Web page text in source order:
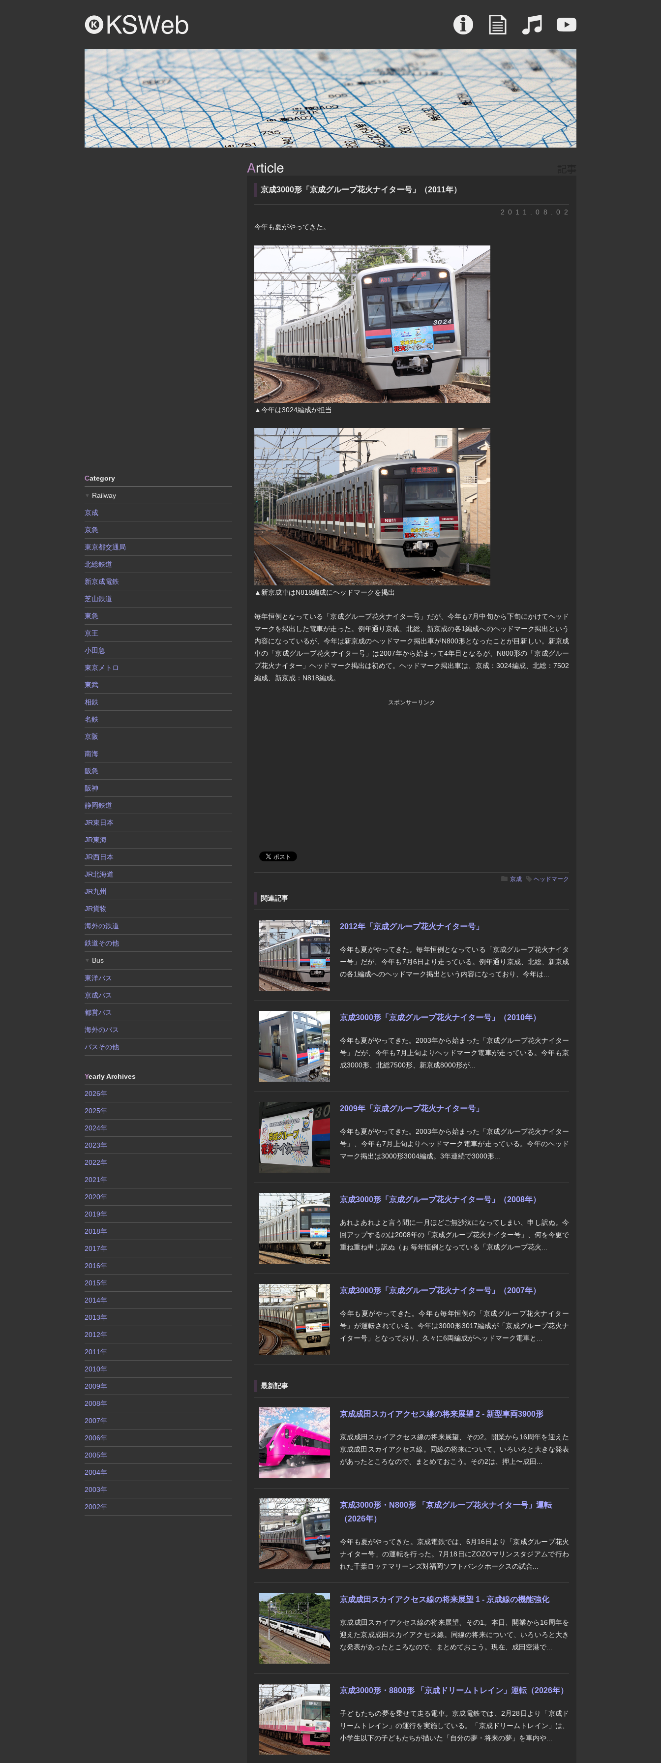
京成3000形「京成グループ花火ナイター号」（2011年）
2011.08.02
今年も夏がやってきた。
▲今年は3024編成が担当
▲新京成車はN818編成にヘッドマークを掲出
毎年恒例となっている「京成グループ花火ナイター号」だが、今年も7月中旬から下旬にかけてヘッド
マークを掲出した電車が走った。例年通り京成、北総、新京成の各1編成へのヘッドマーク掲出という
内容になっているが、今年は新京成のヘッドマーク掲出車がN800形となったことが目新しい。新京成
車の「京成グループ花火ナイター号」は2007年から始まって4年目となるが、N800形の「京成グルー
プ花火ナイター」ヘッドマーク掲出は初めて。ヘッドマーク掲出車は、京成：3024編成、北総：7502
編成、新京成：N818編成。
スポンサーリンク
京成 ヘッドマーク
関連記事
2012年「京成グループ花火ナイター号」
今年も夏がやってきた。毎年恒例となっている「京成グループ花火ナイタ
ー号」だが、今年も7月6日より走っている。例年通り京成、北総、新京成
の各1編成へのヘッドマーク掲出という内容になっており、今年は...
京成3000形「京成グループ花火ナイター号」（2010年）
今年も夏がやってきた。2003年から始まった「京成グループ花火ナイター
号」だが、今年も7月上旬よりヘッドマーク電車が走っている。今年も京
成3000形、北総7500形、新京成8000形が...
2009年「京成グループ花火ナイター号」
今年も夏がやってきた。2003年から始まった「京成グループ花火ナイター
号」、今年も7月上旬よりヘッドマーク電車が走っている。今年のヘッド
マーク掲出は3000形3004編成。3年連続で3000形...
京成3000形「京成グループ花火ナイター号」（2008年）
あれよあれよと言う間に一月ほどご無沙汰になってしまい、申し訳ぬ。今
回アップするのは2008年の「京成グループ花火ナイター号」、何を今更で
重ね重ね申し訳ぬ（ぉ 毎年恒例となっている「京成グループ花火...
京成3000形「京成グループ花火ナイター号」（2007年）
今年も夏がやってきた。今年も毎年恒例の「京成グループ花火ナイター
号」が運転されている。今年は3000形3017編成が「京成グループ花火ナ
イター号」となっており、久々に6両編成がヘッドマーク電車と...
最新記事
京成成田スカイアクセス線の将来展望 2 - 新型車両3900形
京成成田スカイアクセス線の将来展望、その2。開業から16周年を迎えた
京成成田スカイアクセス線。同線の将来について、いろいろと大きな発表
があったところなので、まとめておこう。その2は、押上〜成田...
京成3000形・N800形 「京成グループ花火ナイター号」運転
（2026年）
今年も夏がやってきた。京成電鉄では、6月16日より「京成グループ花火
ナイター号」の運転を行った。7月18日にZOZOマリンスタジアムで行わ
れた千葉ロッテマリーンズ対福岡ソフトバンクホークスの試合...
京成成田スカイアクセス線の将来展望 1 - 京成線の機能強化
京成成田スカイアクセス線の将来展望、その1。本日、開業から16周年を
迎えた京成成田スカイアクセス線。同線の将来について、いろいろと大き
な発表があったところなので、まとめておこう。現在、成田空港で...
京成3000形・8800形 「京成ドリームトレイン」運転（2026年）
子どもたちの夢を乗せて走る電車。京成電鉄では、2月28日より「京成ド
リームトレイン」の運行を実施している。「京成ドリームトレイン」は、
小学生以下の子どもたちが描いた「自分の夢・将来の夢」を車内や...
Category
▼ Railway
京成
京急
東京都交通局
北総鉄道
新京成電鉄
芝山鉄道
東急
京王
小田急
東京メトロ
東武
相鉄
名鉄
京阪
南海
阪急
阪神
静岡鉄道
JR東日本
JR東海
JR西日本
JR北海道
JR九州
JR貨物
海外の鉄道
鉄道その他
▼ Bus
東洋バス
京成バス
都営バス
海外のバス
バスその他
Yearly Archives
2026年
2025年
2024年
2023年
2022年
2021年
2020年
2019年
2018年
2017年
2016年
2015年
2014年
2013年
2012年
2011年
2010年
2009年
2008年
2007年
2006年
2005年
2004年
2003年
2002年